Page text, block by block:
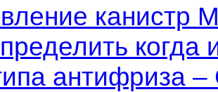
канистр
когда
антифриза –